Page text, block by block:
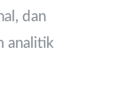
dan
analitik